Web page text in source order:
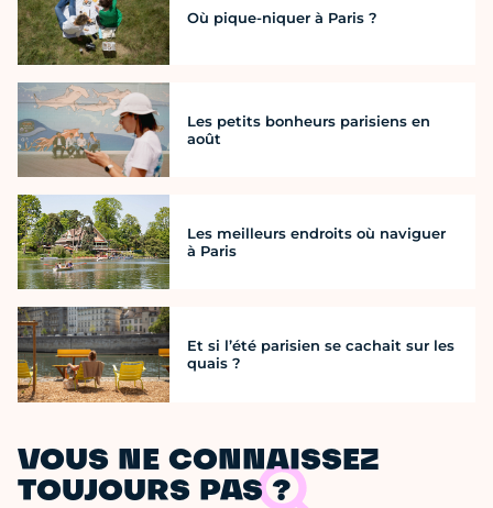
Où pique-niquer à Paris ?
Les petits bonheurs parisiens en
août
Les meilleurs endroits où naviguer
à Paris
Et si l’été parisien se cachait sur les
quais ?
VOUS NE CONNAISSEZ
TOUJOURS PAS ?